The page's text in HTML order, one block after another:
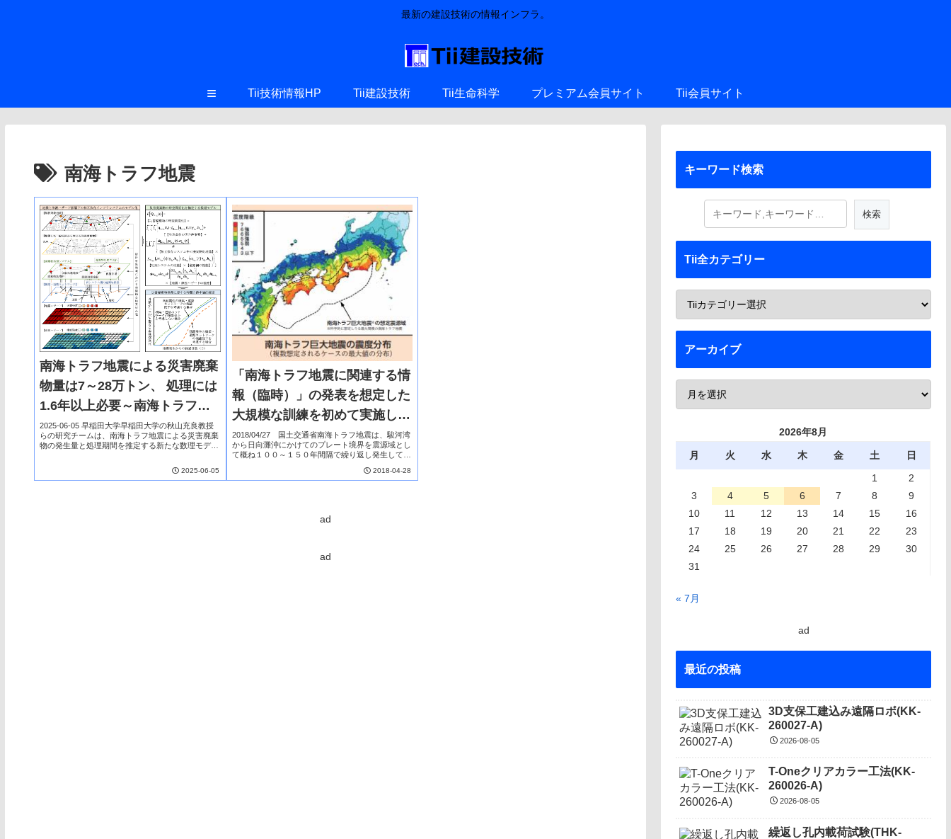
最新の建設技術の情報インフラ。
≡ Tii技術情報HP Tii建設技術 Tii生命科学 プレミアム会員サイト Tii会員サイト
南海トラフ地震
南海トラフ地震による災害廃棄
物量は7～28万トン、 処理には
1.6年以上必要～南海トラフ地
震影響域の早期復興とレジリエ
ンス強化を目指して～
2025-06-05 早稲田大学早稲田大学の秋山充良教授
らの研究チームは、南海トラフ地震による災害廃棄
物の発生量と処理期間を推定する新たな数理モデル
2025-06-05
「南海トラフ地震に関連する情
報（臨時）」の発表を想定した
大規模な訓練を初めて実施しま
す（５月７日）
2018/04/27 国土交通省南海トラフ地震は、駿河湾
から日向灘沖にかけてのプレート境界を震源域とし
て概ね１００～１５０年間隔で繰り返し発生してき
上が経過した現在では、発生の切迫性が高まって
2018-04-28
ad
ad
キーワード検索
Tii全カテゴリー
アーカイブ
2026年8月
月 火 水 木 金 土
日
1
2
3
4 5 6 7 8
9
10
11 12 13 14 15
16
17
18 19 20 21 22
23
24
25 26 27 28 29
30
31
« 7月
ad
最近の投稿
3D支保工建込み遠隔ロボ(KK-
260027-A)
2026-08-05
T-Oneクリアカラー工法(KK-
260026-A)
2026-08-05
繰返し孔内載荷試験(THK-